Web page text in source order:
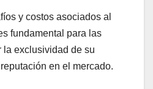
y costos asociados al
fundamental para las
la exclusividad de su
en el mercado.